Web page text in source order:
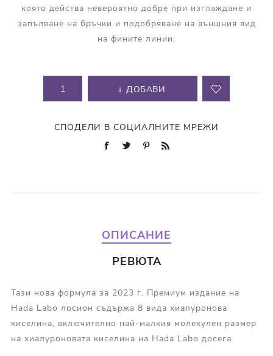
която действа невероятно добре при изглаждане и
запълване на бръчки и подобряване на външния вид
на фините линии.
ДОБАВИ
СПОДЕЛИ В СОЦИАЛНИТЕ МРЕЖИ
ОПИСАНИЕ
РЕВЮТА
Тази нова формула за 2023 г. Премиум издание на
Hada Labo лосион съдържа 8 вида хиалуронова
киселина, включително най-малкия молекулен размер
на хиалуроновата киселина на Hada Labo досега.